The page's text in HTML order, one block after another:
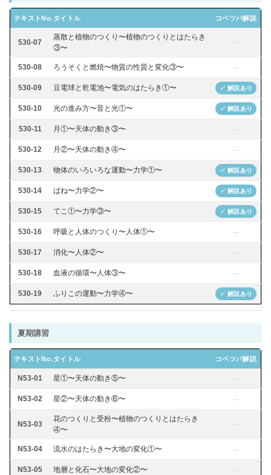
テキストNo.タイトル コベツバ解説
530-07
蒸散と植物のつくり〜植物のつくりとはたらき
③〜
—
530-08 ろうそくと燃焼〜物質の性質と変化③〜 —
530-09 豆電球と乾電池〜電気のはたらき①〜 ✓ 解説あり
530-10 光の進み方〜音と光①〜 ✓ 解説あり
530-11 月①〜天体の動き③〜 —
530-12 月②〜天体の動き④〜 —
530-13 物体のいろいろな運動〜力学①〜 ✓ 解説あり
530-14 ばね〜力学②〜 ✓ 解説あり
530-15 てこ①〜力学③〜 ✓ 解説あり
530-16 呼吸と人体のつくり〜人体①〜 —
530-17 消化〜人体②〜 —
530-18 血液の循環〜人体③〜 —
530-19 ふりこの運動〜力学④〜 ✓ 解説あり
夏期講習
テキストNo.タイトル コベツバ解説
N53-01 星①〜天体の動き⑤〜 —
N53-02 星②〜天体の動き⑥〜 —
N53-03
花のつくりと受粉〜植物のつくりとはたらき
④〜
—
N53-04 流水のはたらき〜大地の変化①〜 —
N53-05 地層と化石〜大地の変化②〜 —